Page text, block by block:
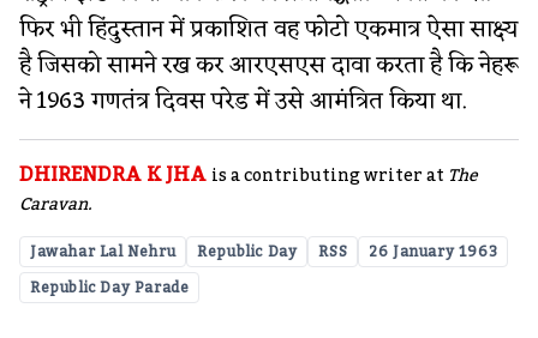
फिर भी हिंदुस्तान में प्रकाशित वह फोटो एकमात्र ऐसा साक्ष्य
है जिसको सामने रख कर आरएसएस दावा करता है कि नेहरू
ने 1963 गणतंत्र दिवस परेड में उसे आमंत्रित किया था.
DHIRENDRA K JHAis a contributing writer at The
Caravan.
Jawahar Lal Nehru Republic Day RSS
26 January 1963
Republic Day Parade